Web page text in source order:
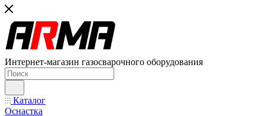
Интернет-магазин газосварочного оборудования
Каталог
Оснастка